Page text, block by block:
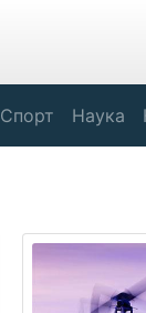
Спорт Наука